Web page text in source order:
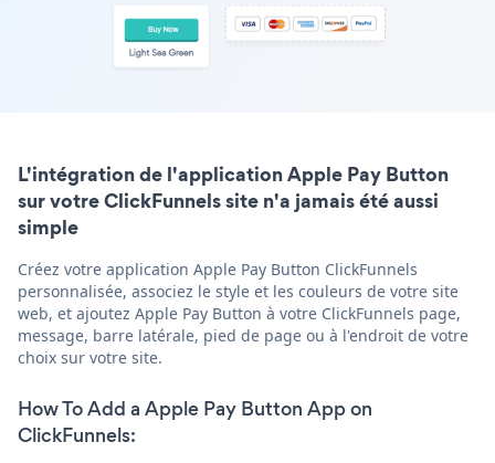
L'intégration de l'application Apple Pay Button
sur votre ClickFunnels site n'a jamais été aussi
simple
Créez votre application Apple Pay Button ClickFunnels
personnalisée, associez le style et les couleurs de votre site
web, et ajoutez Apple Pay Button à votre ClickFunnels page,
message, barre latérale, pied de page ou à l'endroit de votre
choix sur votre site.
How To Add a Apple Pay Button App on
ClickFunnels: